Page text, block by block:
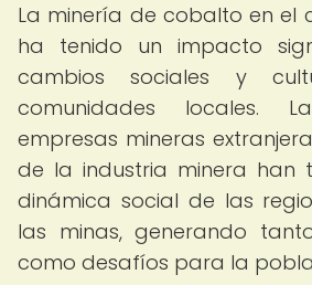
La minería de cobalto en el
ha tenido un impacto
cambios sociales y
comunidades locales.
empresas mineras
de la industria minera han
dinámica social de las
las minas, generando
como desafíos para la